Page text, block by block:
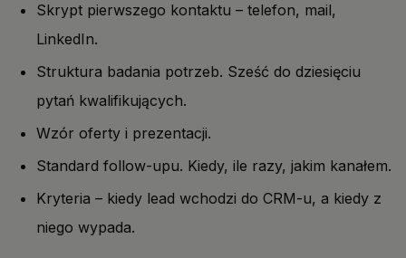
Skrypt pierwszego kontaktu – telefon, mail,
LinkedIn.
Struktura badania potrzeb. Sześć do dziesięciu
pytań kwalifikujących.
Wzór oferty i prezentacji.
Standard follow-upu. Kiedy, ile razy, jakim kanałem.
Kryteria – kiedy lead wchodzi do CRM-u, a kiedy z
niego wypada.